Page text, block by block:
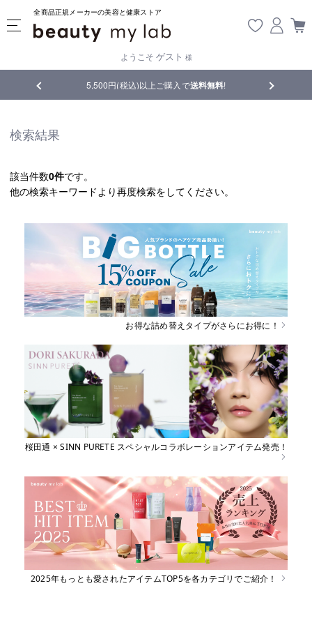
全商品正規メーカーの美容と健康ストア
ようこそ ゲスト 様
5,500円(税込)以上ご購入で送料無料! 【重要】熊本地震の影
検索結果
該当件数0件です。
他の検索キーワードより再度検索をしてください。
お得な詰め替えタイプがさらにお得に！
桜田通 × SINN PURETE スペシャルコラボレーションアイテム発売！
2025年もっとも愛されたアイテムTOP5を各カテゴリでご紹介！